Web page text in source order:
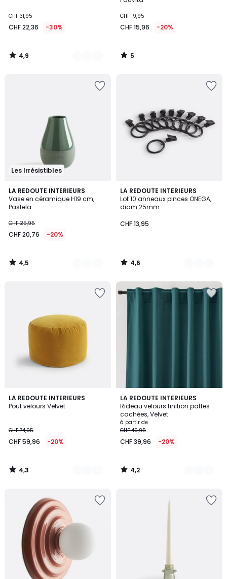
CHF 31,95
CHF 22,36 -30%
4,9
/
CHF 19,95
CHF 15,96 -20%
5
/
Les Irrésistibles
LA REDOUTE INTERIEURS
Vase en céramique H19 cm,
Pastela
CHF 25,95
CHF 20,76 -20%
4,5
/ 5
3
Couleurs
4,5
/
LA REDOUTE INTERIEURS
Lot 10 anneaux pinces ONEGA,
diam 25mm
CHF 13,95
4,6
/ 5
2
Couleurs
4,6
/
LA REDOUTE INTERIEURS
Pouf velours Velvet
CHF 74,95
CHF 59,96 -20%
4,3
/ 5
7
Couleurs
4,3
/
LA REDOUTE INTERIEURS
Rideau velours finition pattes
cachées, Velvet
à partir de
CHF 49,95
CHF 39,96 -20%
4,2
/ 5
10
Couleurs
4,2
/